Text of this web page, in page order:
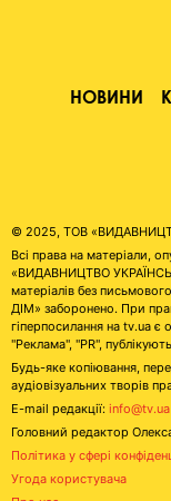
НОВИНИ
© 2025, ТОВ
Всі права на матеріали,
«ВИДАВНИЦТВО
матеріалів без
ДІМ» заборонено. При
гіперпосилання на tv.ua є
"Реклама", "PR",
Будь-яке копіювання,
аудіовізуальних творів
E-mail редакції: info@tv.ua
Головний редактор
Політика у сфері
Угода користувача